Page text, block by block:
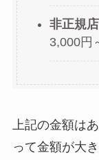
非正規店
3,000円
上記の金額は
って金額が大